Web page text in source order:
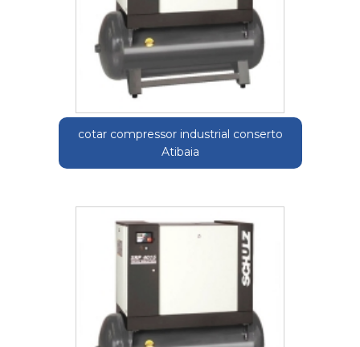
cotar compressor industrial conserto
Atibaia